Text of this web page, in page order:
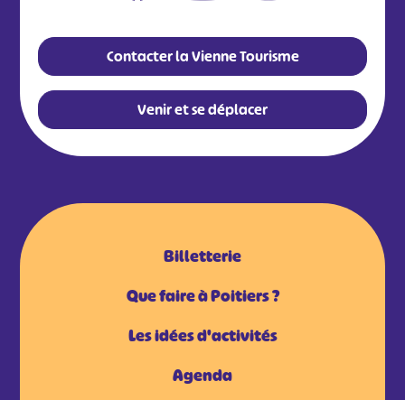
Contacter la Vienne Tourisme
Venir et se déplacer
Billetterie
Que faire à Poitiers ?
Les idées d'activités
Agenda